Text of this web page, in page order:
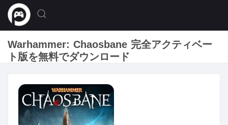
Warhammer: Chaosbane 完全アクティベー
ト版を無料でダウンロード